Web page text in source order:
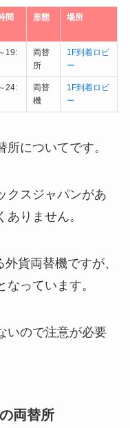
間 形態 場所
19:
両替
所
1F到着ロビ
ー
24:
両替
機
1F到着ロビ
ー
についてです。
クスジャパンがあ
りません。
貨両替機ですが、
っています。
いので注意が必要
両替所